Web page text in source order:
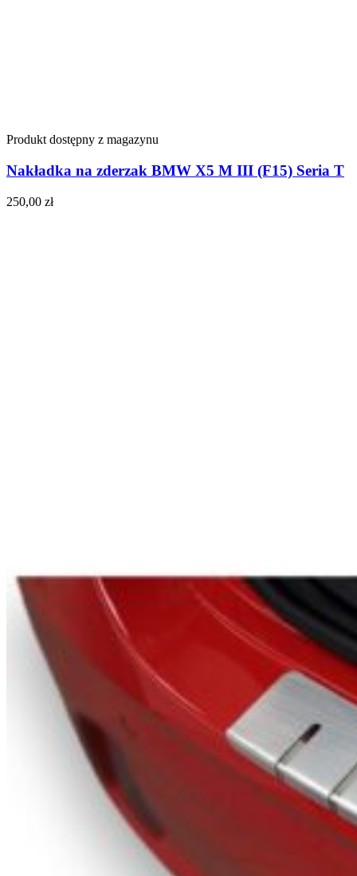
Produkt dostępny z magazynu
Nakładka na zderzak BMW X5 M III (F15) Seria T
250,00 zł